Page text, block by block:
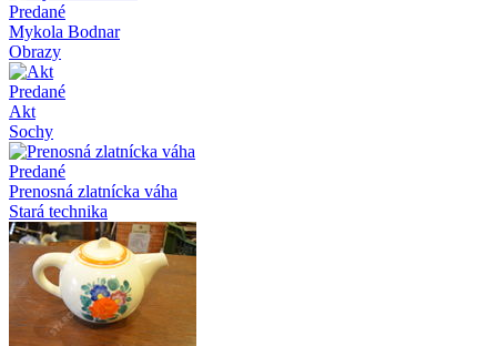
Predané
Mykola Bodnar
Obrazy
Predané
Akt
Sochy
Predané
Prenosná zlatnícka váha
Stará technika